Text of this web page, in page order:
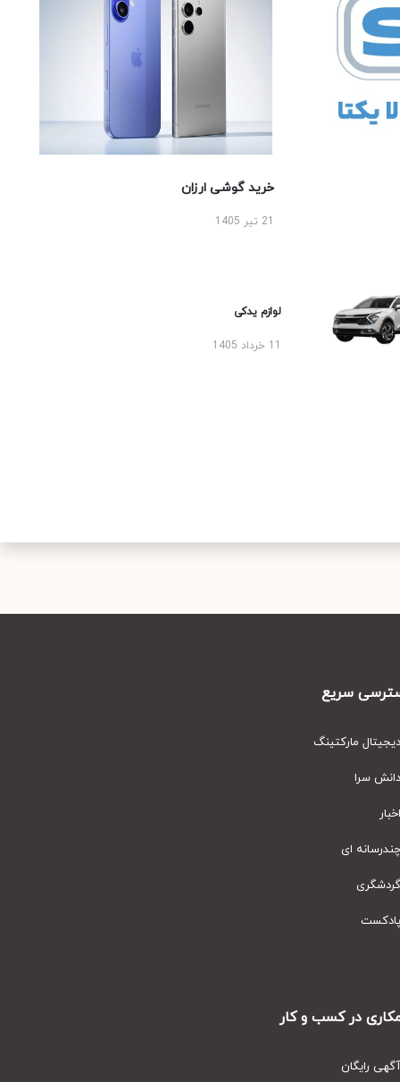
خرید گوشی ارزان
لوازم یدکی
سریع
مارکتینگ
سرا
ای
در کسب و کار
رایگان